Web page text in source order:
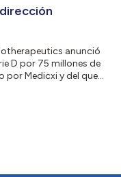
anunció
D por 75 millones de
por Medicxi y del que
que es la única